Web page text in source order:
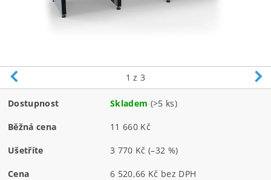
1 z 3
Dostupnost Skladem (>5 ks)
Běžná cena 11 660 Kč
Ušetříte 3 770 Kč (–32 %)
Cena 6 520,66 Kč bez DPH